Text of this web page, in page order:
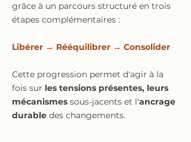
grâce à un parcours structuré en trois
étapes complémentaires :
Libérer → Rééquilibrer → Consolider
Cette progression permet d'agir à la
fois sur les tensions présentes, leurs
mécanismes sous-jacents et l'ancrage
durable des changements.